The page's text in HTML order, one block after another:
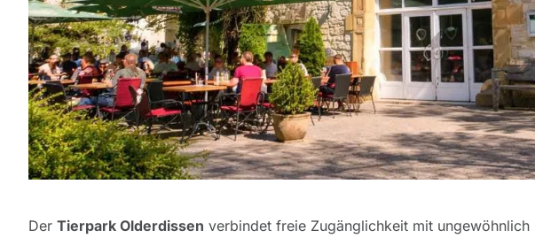
Der Tierpark Olderdissen verbindet freie Zugänglichkeit mit